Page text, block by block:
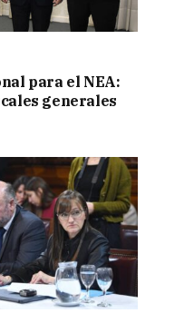
para el NEA:
generales